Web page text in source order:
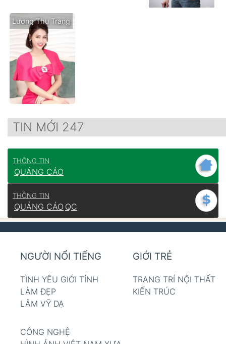
Lương Thu Trang
TIN MỚI 247
THÔNG TIN
QUẢNG CÁO
THÔNG TIN
QUẢNG CÁO QC
NGƯỜI NỔI TIẾNG
TÌNH YÊU GIỚI TÍNH
LÀM ĐẸP
LÂM VỸ DẠ
GIỚI TRẺ
TRANG TRÍ NỘI THẤT
KIẾN TRÚC
CÔNG NGHỆ